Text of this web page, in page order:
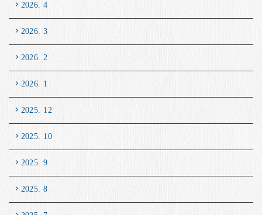
2026. 4
2026. 3
2026. 2
2026. 1
2025. 12
2025. 10
2025. 9
2025. 8